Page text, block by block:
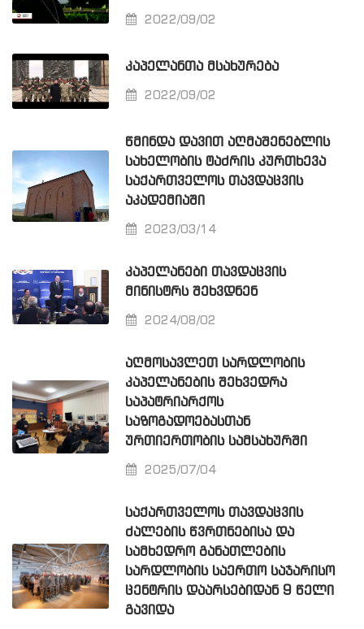
2022/09/02
ᲙᲐᲞᲔᲚᲐᲜᲗᲐ ᲛᲡᲐᲮᲣᲠᲔᲑᲐ
2022/09/02
ᲬᲛᲘᲜᲓᲐ ᲓᲐᲕᲘᲗ ᲐᲦᲛᲐᲨᲔᲜᲔᲑᲚᲘᲡ
ᲡᲐᲮᲔᲚᲝᲑᲘᲡ ᲢᲐᲫᲠᲘᲡ ᲙᲣᲠᲗᲮᲔᲕᲐ
ᲡᲐᲥᲐᲠᲗᲕᲔᲚᲝᲡ ᲗᲐᲕᲓᲐᲪᲕᲘᲡ
ᲐᲙᲐᲓᲔᲛᲘᲐᲨᲘ
2023/03/14
ᲙᲐᲞᲔᲚᲐᲜᲔᲑᲘ ᲗᲐᲕᲓᲐᲪᲕᲘᲡ
ᲛᲘᲜᲘᲡᲢᲠᲡ ᲨᲔᲮᲕᲓᲜᲔᲜ
2024/08/02
ᲐᲦᲛᲝᲡᲐᲕᲚᲔᲗ ᲡᲐᲠᲓᲚᲝᲑᲘᲡ
ᲙᲐᲞᲔᲚᲐᲜᲔᲑᲘᲡ ᲨᲔᲮᲕᲔᲓᲠᲐ
ᲡᲐᲞᲐᲢᲠᲘᲐᲠᲥᲝᲡ
ᲡᲐᲖᲝᲒᲐᲓᲝᲔᲑᲐᲡᲗᲐᲜ
ᲣᲠᲗᲘᲔᲠᲗᲝᲑᲘᲡ ᲡᲐᲛᲡᲐᲮᲣᲠᲨᲘ
2025/07/04
ᲡᲐᲥᲐᲠᲗᲕᲔᲚᲝᲡ ᲗᲐᲕᲓᲐᲪᲕᲘᲡ
ᲫᲐᲚᲔᲑᲘᲡ ᲬᲕᲠᲗᲜᲔᲑᲘᲡᲐ ᲓᲐ
ᲡᲐᲛᲮᲔᲓᲠᲝ ᲒᲐᲜᲐᲗᲚᲔᲑᲘᲡ
ᲡᲐᲠᲓᲚᲝᲑᲘᲡ ᲡᲐᲔᲠᲗᲝ ᲡᲐᲯᲐᲠᲘᲡᲝ
ᲪᲔᲜᲢᲠᲘᲡ ᲓᲐᲐᲠᲡᲔᲑᲘᲓᲐᲜ 9 ᲬᲔᲚᲘ
ᲒᲐᲕᲘᲓᲐ